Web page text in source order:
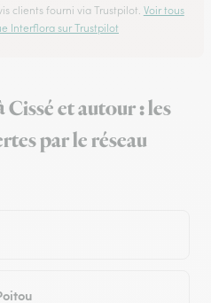
clients fourni via Trustpilot. Voir tous
Interflora sur Trustpilot
et autour : les
par le réseau